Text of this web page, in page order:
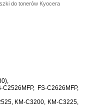
do tonerów Kyocera
FS-C2626MFP,
KM-C3200, KM-C3225,